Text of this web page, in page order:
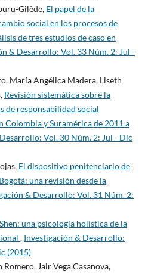
Gilède, El papel de la
social en los procesos de
de tres estudios de caso en
& Desarrollo: Vol. 33 Núm. 2: Jul -
María Angélica Madera, Liseth
Revisión sistemática sobre la
de responsabilidad social
Colombia y Suramérica de 2011 a
Vol. 30 Núm. 2: Jul - Dic
El dispositivo penitenciario de
una revisión desde la
& Desarrollo: Vol. 31 Núm. 2:
Shen: una psicología holística de la
, Investigación & Desarrollo:
(2015)
Jair Vega Casanova,